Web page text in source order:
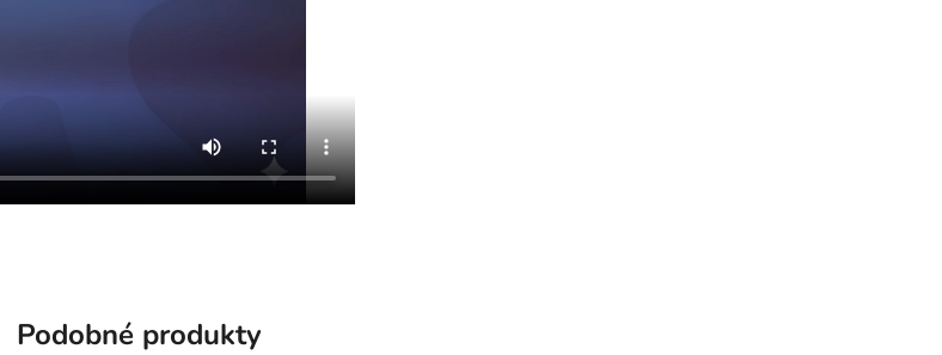
Podobné produkty